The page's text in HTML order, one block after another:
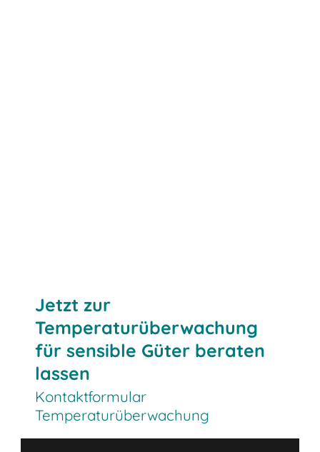
Jetzt zur
Temperaturüberwachung
für sensible Güter beraten
lassen
Kontaktformular
Temperaturüberwachung